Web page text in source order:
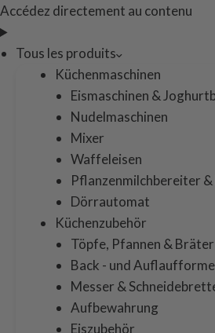
Accédez directement au contenu
Tous les produits
Küchenmaschinen
Eismaschinen &
Nudelmaschinen
Mixer
Waffeleisen
Pflanzenmilchbereiter
Dörrautomat
Küchenzubehör
Töpfe, Pfannen & Bräter
Back - und
Messer &
Aufbewahrung
Eiszubehör